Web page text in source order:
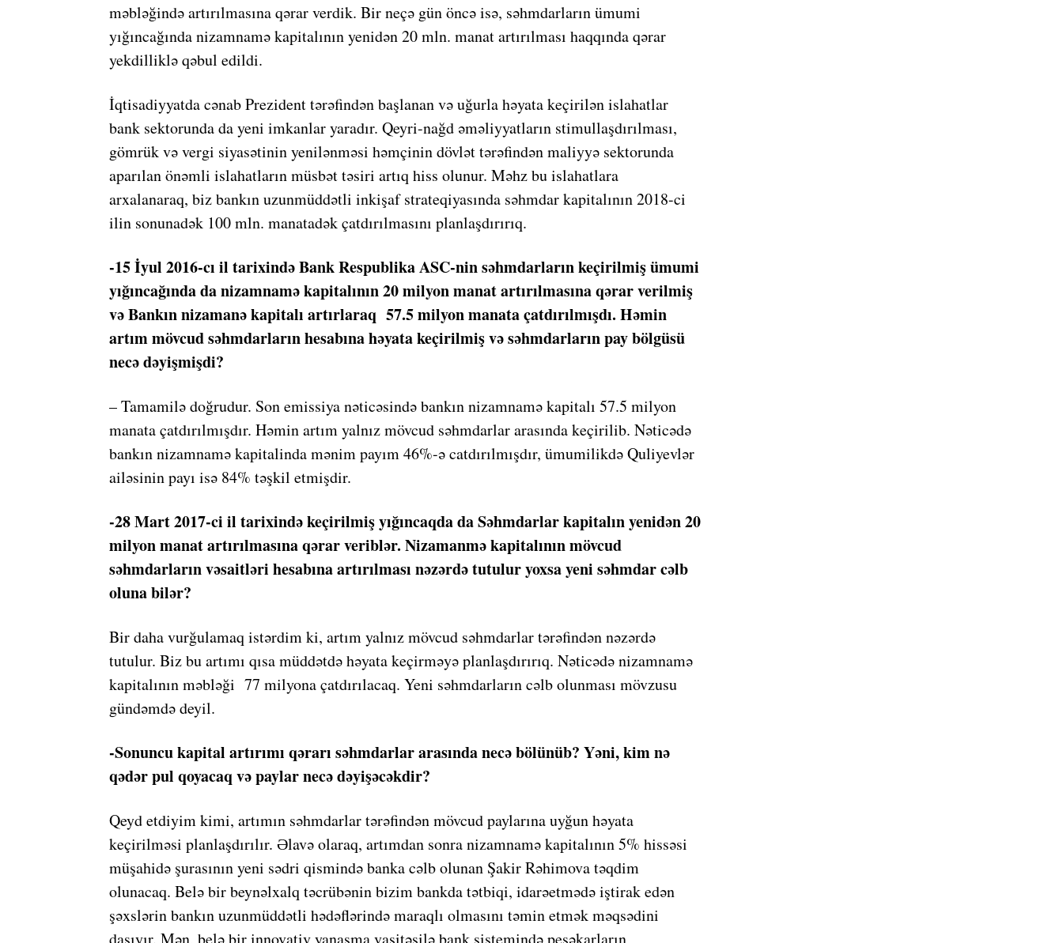
məbləğində artırılmasına qərar verdik. Bir neçə gün öncə isə, səhmdarların ümumi
yığıncağında nizamnamə kapitalının yenidən 20 mln. manat artırılması haqqında qərar
yekdilliklə qəbul edildi.
İqtisadiyyatda cənab Prezident tərəfindən başlanan və uğurla həyata keçirilən islahatlar
bank sektorunda da yeni imkanlar yaradır. Qeyri-nağd əməliyyatların stimullaşdırılması,
gömrük və vergi siyasətinin yenilənməsi həmçinin dövlət tərəfindən maliyyə sektorunda
aparılan önəmli islahatların müsbət təsiri artıq hiss olunur. Məhz bu islahatlara
arxalanaraq, biz bankın uzunmüddətli inkişaf strateqiyasında səhmdar kapitalının 2018-ci
ilin sonunadək 100 mln. manatadək çatdırılmasını planlaşdırırıq.
-15 İyul 2016-cı il tarixində Bank Respublika ASC-nin səhmdarların keçirilmiş ümumi
yığıncağında da nizamnamə kapitalının 20 milyon manat artırılmasına qərar verilmiş
və Bankın nizamanə kapitalı artırlaraq 57.5 milyon manata çatdırılmışdı. Həmin
artım mövcud səhmdarların hesabına həyata keçirilmiş və səhmdarların pay bölgüsü
necə dəyişmişdi?
– Tamamilə doğrudur. Son emissiya nəticəsində bankın nizamnamə kapitalı 57.5 milyon
manata çatdırılmışdır. Həmin artım yalnız mövcud səhmdarlar arasında keçirilib. Nəticədə
bankın nizamnamə kapitalinda mənim payım 46%-ə catdırılmışdır, ümumilikdə Quliyevlər
ailəsinin payı isə 84% təşkil etmişdir.
-28 Mart 2017-ci il tarixində keçirilmiş yığıncaqda da Səhmdarlar kapitalın yenidən 20
milyon manat artırılmasına qərar veriblər. Nizamanmə kapitalının mövcud
səhmdarların vəsaitləri hesabına artırılması nəzərdə tutulur yoxsa yeni səhmdar cəlb
oluna bilər?
Bir daha vurğulamaq istərdim ki, artım yalnız mövcud səhmdarlar tərəfindən nəzərdə
tutulur. Biz bu artımı qısa müddətdə həyata keçirməyə planlaşdırırıq. Nəticədə nizamnamə
kapitalının məbləği 77 milyona çatdırılacaq. Yeni səhmdarların cəlb olunması mövzusu
gündəmdə deyil.
-Sonuncu kapital artırımı qərarı səhmdarlar arasında necə bölünüb? Yəni, kim nə
qədər pul qoyacaq və paylar necə dəyişəcəkdir?
Qeyd etdiyim kimi, artımın səhmdarlar tərəfindən mövcud paylarına uyğun həyata
keçirilməsi planlaşdırılır. Əlavə olaraq, artımdan sonra nizamnamə kapitalının 5% hissəsi
müşahidə şurasının yeni sədri qismində banka cəlb olunan Şakir Rəhimova təqdim
olunacaq. Belə bir beynəlxalq təcrübənin bizim bankda tətbiqi, idarəetmədə iştirak edən
şəxslərin bankın uzunmüddətli hədəflərində maraqlı olmasını təmin etmək məqsədini
daşıyır. Mən, belə bir innovativ yanaşma vasitəsilə bank sistemində peşəkarların